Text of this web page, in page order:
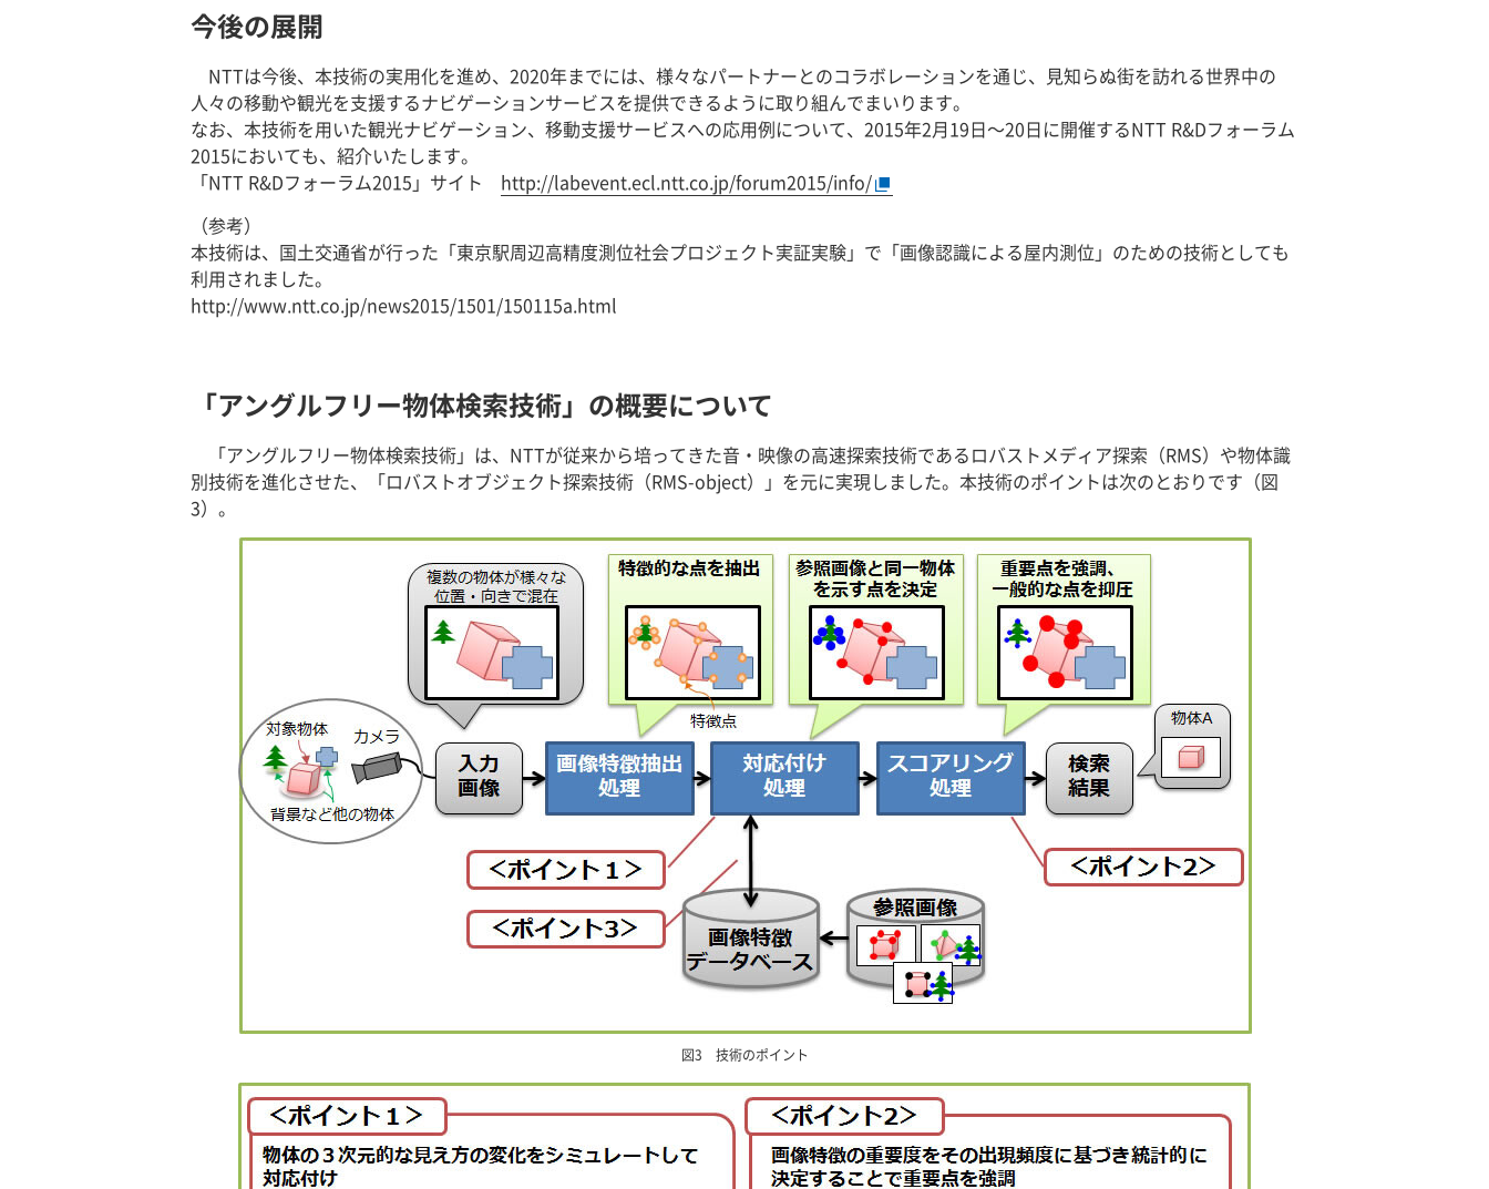
今後の展開
NTTは今後、本技術の実用化を進め、2020年までには、様々なパートナーとのコラボレーションを通じ、見知らぬ街を訪れる世界中の
人々の移動や観光を支援するナビゲーションサービスを提供できるように取り組んでまいります。
なお、本技術を用いた観光ナビゲーション、移動支援サービスへの応用例について、2015年2月19日～20日に開催するNTT R&Dフォーラム
2015においても、紹介いたします。
「NTT R&Dフォーラム2015」サイト http://labevent.ecl.ntt.co.jp/forum2015/info/
（参考）
本技術は、国土交通省が行った「東京駅周辺高精度測位社会プロジェクト実証実験」で「画像認識による屋内測位」のための技術としても
利用されました。
http://www.ntt.co.jp/news2015/1501/150115a.html
「アングルフリー物体検索技術」の概要について
「アングルフリー物体検索技術」は、NTTが従来から培ってきた音・映像の高速探索技術であるロバストメディア探索（RMS）や物体識
別技術を進化させた、「ロバストオブジェクト探索技術（RMS-object）」を元に実現しました。本技術のポイントは次のとおりです（図
3）。
図3 技術のポイント